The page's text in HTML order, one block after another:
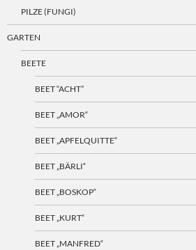
PILZE (FUNGI)
GARTEN
BEETE
BEET “ACHT”
BEET „AMOR“
BEET „APFELQUITTE“
BEET „BÄRLI“
BEET „BOSKOP“
BEET „KURT“
BEET „MANFRED“